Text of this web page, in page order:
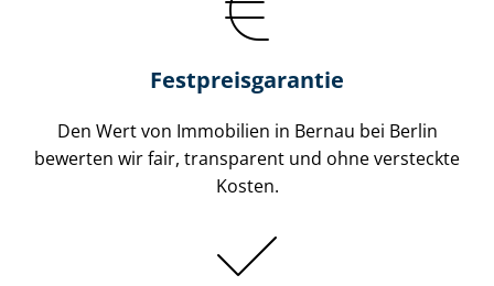
Festpreis​garantie
Den Wert von Immobilien in Bernau bei Berlin
bewerten wir fair, transparent und ohne versteckte
Kosten.